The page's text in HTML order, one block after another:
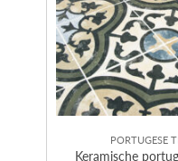
PORTUGESE
Keramische